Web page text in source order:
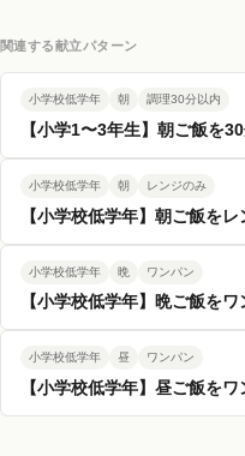
関連する献立パターン
小学校低学年 朝 調理30分以内
【小学1〜3年生】朝ご飯を
小学校低学年 朝 レンジのみ
【小学校低学年】朝ご飯を
小学校低学年 晩 ワンパン
【小学校低学年】晩ご飯を
小学校低学年 昼 ワンパン
【小学校低学年】昼ご飯を